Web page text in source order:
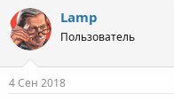
Lamp
Пользователь
4 Сен 2018